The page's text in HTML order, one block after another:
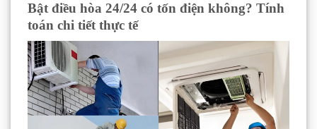
Bật điều hòa 24/24 có tốn điện không? Tính
toán chi tiết thực tế